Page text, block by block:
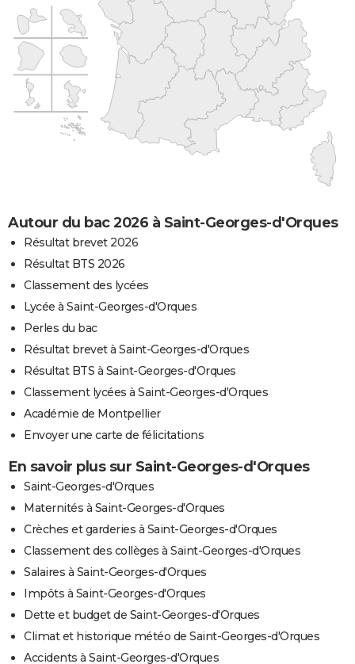
Autour du bac 2026 à Saint-Georges-d'Orques
Résultat brevet 2026
Résultat BTS 2026
Classement des lycées
Lycée à Saint-Georges-d'Orques
Perles du bac
Résultat brevet à Saint-Georges-d'Orques
Résultat BTS à Saint-Georges-d'Orques
Classement lycées à Saint-Georges-d'Orques
Académie de Montpellier
Envoyer une carte de félicitations
En savoir plus sur Saint-Georges-d'Orques
Saint-Georges-d'Orques
Maternités à Saint-Georges-d'Orques
Crèches et garderies à Saint-Georges-d'Orques
Classement des collèges à Saint-Georges-d'Orques
Salaires à Saint-Georges-d'Orques
Impôts à Saint-Georges-d'Orques
Dette et budget de Saint-Georges-d'Orques
Climat et historique météo de Saint-Georges-d'Orques
Accidents à Saint-Georges-d'Orques